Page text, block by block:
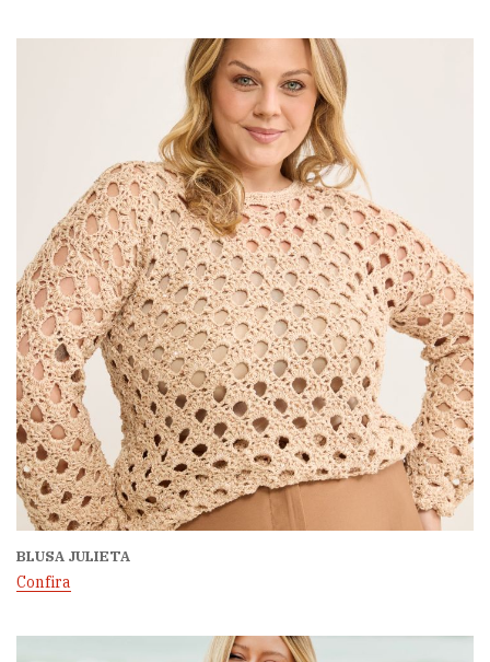
BLUSA JULIETA
Confira